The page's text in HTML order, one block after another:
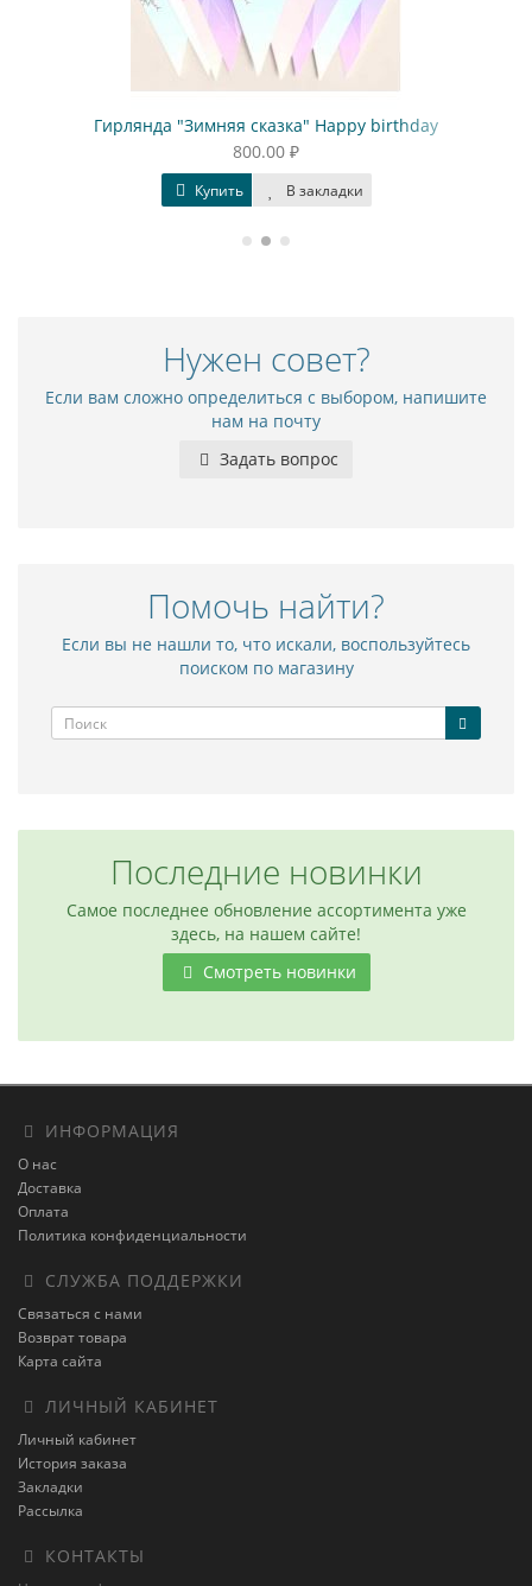
Гирлянда "Зимняя сказка" Happy birthday
800.00 ₽
Купить В закладки
Нужен совет?
Если вам сложно определиться с выбором, напишите
нам на почту
Задать вопрос
Помочь найти?
Если вы не нашли то, что искали, воспользуйтесь
поиском по магазину
Последние новинки
Самое последнее обновление ассортимента уже
здесь, на нашем сайте!
Смотреть новинки
ИНФОРМАЦИЯ
О нас
Доставка
Оплата
Политика конфиденциальности
СЛУЖБА ПОДДЕРЖКИ
Связаться с нами
Возврат товара
Карта сайта
ЛИЧНЫЙ КАБИНЕТ
Личный кабинет
История заказа
Закладки
Рассылка
КОНТАКТЫ